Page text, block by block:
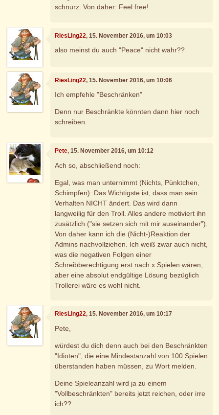
schnurz. Von daher: Feel free!
RiesLing22, 15. November 2016, um 10:03
also meinst du auch "Peace" nicht wahr??
RiesLing22, 15. November 2016, um 10:06
Ich empfehle "Beschränken"
Denn nur Beschränkte könnten dann hier noch
schreiben.
Pete, 15. November 2016, um 10:12
Ach so, abschließend noch:
Egal, was man unternimmt (Nichts, Pünktchen,
Schimpfen): Das Wichtigste ist, dass man sein
Verhalten NICHT ändert. Das wird dann
langweilig für den Troll. Alles andere motiviert ihn
zusätzlich ("sie setzen sich mit mir auseinander").
Von daher kann ich die (Nicht-)Reaktion der
Admins nachvollziehen. Ich weiß zwar auch nicht,
was die negativen Folgen einer
Schreibberechtigung erst nach x Spielen wären,
aber eine absolut endgültige Lösung bezüglich
Trollerei wäre es wohl nicht.
RiesLing22, 15. November 2016, um 10:17
Pete,
würdest du dich denn auch bei den Beschränkten
"Idioten", die eine Mindestanzahl von 100 Spielen
überstanden haben müssen, zu Wort melden.
Deine Spieleanzahl wird ja zu einem
"Vollbeschränkten" bereits jetzt reichen, oder irre
ich??